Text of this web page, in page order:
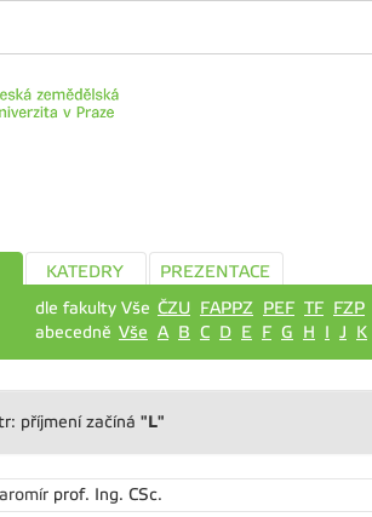
KATEDRY
PREZENTACE
dle fakulty Vše ČZU FAPPZ PEF TF FZP
abecedně Vše A B C D E F G H I J K
příjmení začíná "L"
prof. Ing. CSc.